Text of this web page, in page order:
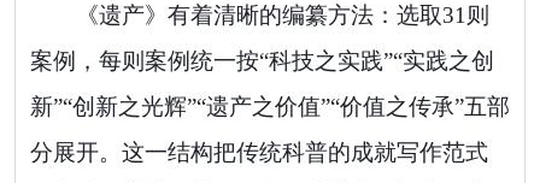
《遗产》有着清晰的编纂方法：选取31则
案例，每则案例统一按“科技之实践”“实践之创
新”“创新之光辉”“遗产之价值”“价值之传承”五部
分展开。这一结构把传统科普的成就写作范式